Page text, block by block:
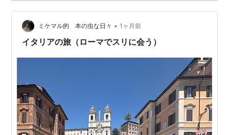
ミケマル的 本の虫な日々 • 1ヶ月前
イタリアの旅（ローマでスリに会う）